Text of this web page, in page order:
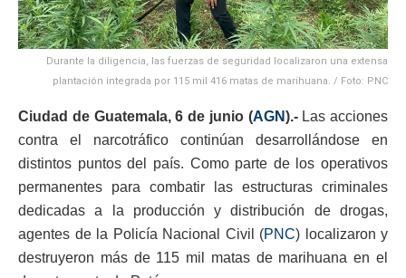
Durante la diligencia, las fuerzas de seguridad localizaron una extensa
plantación integrada por 115 mil 416 matas de marihuana. / Foto: PNC
Ciudad de Guatemala, 6 de junio (AGN).-Las acciones
contra el narcotráfico continúan desarrollándose en
distintos puntos del país. Como parte de los operativos
permanentes para combatir las estructuras criminales
dedicadas a la producción y distribución de drogas,
agentes de la Policía Nacional Civil (PNC) localizaron y
destruyeron más de 115 mil matas de marihuana en el